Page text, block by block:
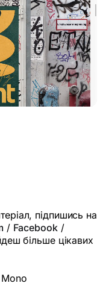
підпишись на
/ Facebook/
більше цікавих